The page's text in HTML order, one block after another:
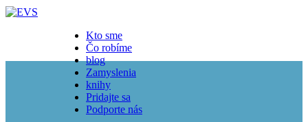
Kto sme
Čo robíme
blog
Zamyslenia
knihy
Pridajte sa
Podporte nás